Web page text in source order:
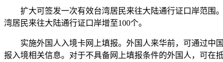
扩大可签发一次有效台湾居民来往大陆通行证口岸范围。
湾居民来往大陆通行证口岸增至100个。
实施外国人入境卡网上填报。外国人来华前，可通过中国
报入境相关信息。对于不具备网上填报条件的外国人，可在